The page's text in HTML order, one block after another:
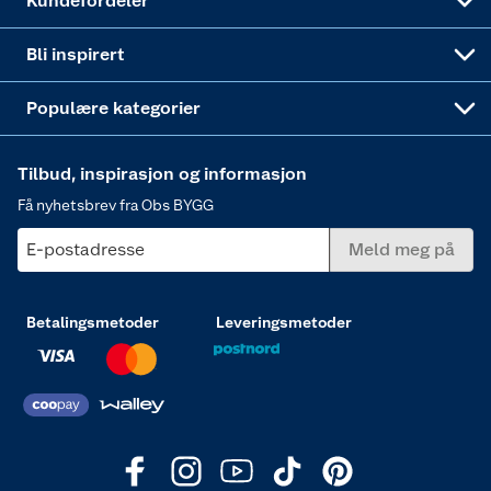
Bli inspirert
Populære kategorier
Tilbud, inspirasjon og informasjon
Få nyhetsbrev fra Obs BYGG
E-postadresse Meld meg på
Betalingsmetoder Leveringsmetoder